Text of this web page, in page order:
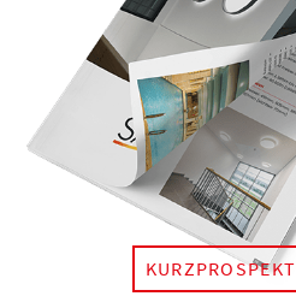
KURZPROSPEKT